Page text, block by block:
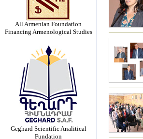
All Armenian Foundation
Financing Armenological Studies
Geghard Scientific Analitical
Fundation